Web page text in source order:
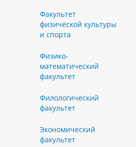
Факультет
физической культуры
и спорта
Физико-
математический
факультет
Филологический
факультет
Экономический
факультет